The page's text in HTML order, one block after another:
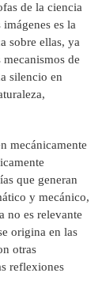
de la ciencia
es la
sobre ellas, ya
de
silencio en
mecánicamente
que generan
y mecánico,
no es relevante
origina en las
otras
reflexiones